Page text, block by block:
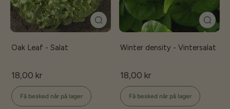
Oak Leaf - Salat
18,00 kr
Få besked når på lager
Winter density - Vintersalat
18,00 kr
Få besked når på lager